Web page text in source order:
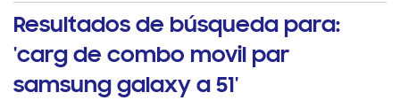
Resultados de búsqueda para:
'carg de combo movil par
samsung galaxy a 51'